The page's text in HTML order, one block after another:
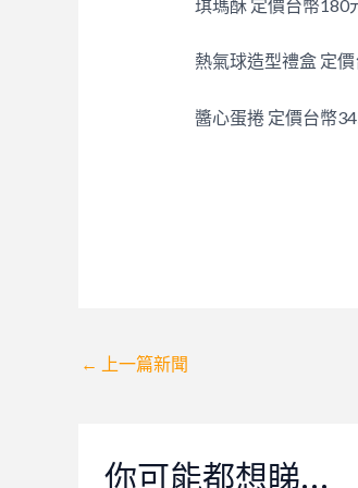
琪瑪酥 定價台幣180
熱氣球造型禮盒 定
醬心蛋捲 定價台幣
Post
← 上一篇新聞
你可能都想睇…